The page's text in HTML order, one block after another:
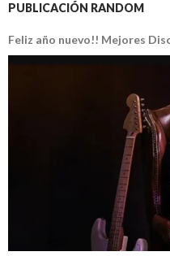
PUBLICACIÓN RANDOM
Feliz año nuevo!! Mejores